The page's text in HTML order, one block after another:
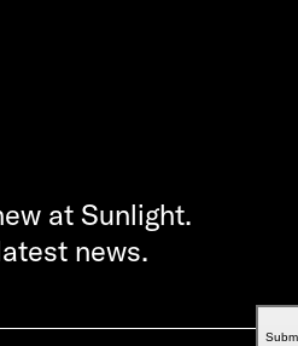
at Sunlight.
news.